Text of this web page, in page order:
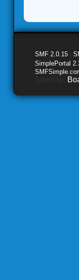
SMF 2.0.15
SimplePortal